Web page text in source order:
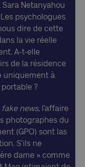
Sara Netanyahou
psychologues
dire de cette
la vie réelle
A-t-elle
de la résidence
uniquement à
?
fake news, l’affaire
photographes du
(GPO) sont las
S’ils ne
dame » comme